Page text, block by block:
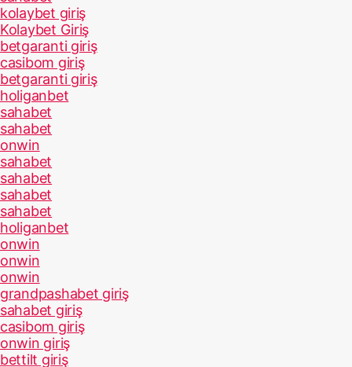
kolaybet giriş
Kolaybet Giriş
betgaranti giriş
casibom giriş
betgaranti giriş
holiganbet
sahabet
sahabet
onwin
sahabet
sahabet
sahabet
sahabet
holiganbet
onwin
onwin
onwin
grandpashabet giriş
sahabet giriş
casibom giriş
onwin giriş
bettilt giriş